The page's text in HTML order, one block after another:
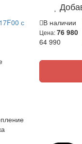
с
В наличии
Цена:76 980
64 990